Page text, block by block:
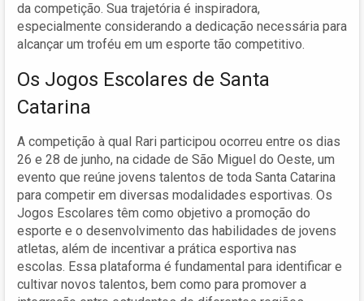
da competição. Sua trajetória é inspiradora,
especialmente considerando a dedicação necessária para
alcançar um troféu em um esporte tão competitivo.
Os Jogos Escolares de Santa
Catarina
A competição à qual Rari participou ocorreu entre os dias
26 e 28 de junho, na cidade de São Miguel do Oeste, um
evento que reúne jovens talentos de toda Santa Catarina
para competir em diversas modalidades esportivas. Os
Jogos Escolares têm como objetivo a promoção do
esporte e o desenvolvimento das habilidades de jovens
atletas, além de incentivar a prática esportiva nas
escolas. Essa plataforma é fundamental para identificar e
cultivar novos talentos, bem como para promover a